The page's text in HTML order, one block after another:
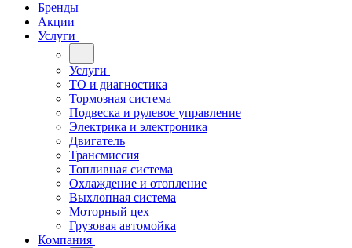
Бренды
Акции
Услуги
Услуги
ТО и диагностика
Тормозная система
Подвеска и рулевое управление
Электрика и электроника
Двигатель
Трансмиссия
Топливная система
Охлаждение и отопление
Выхлопная система
Моторный цех
Грузовая автомойка
Компания